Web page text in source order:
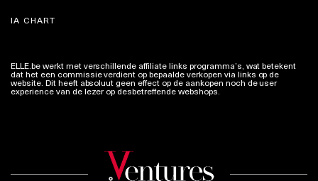
IA CHART
ELLE.be werkt met verschillende affiliate links programma’s, wat betekent
dat het een commissie verdient op bepaalde verkopen via links op de
website. Dit heeft absoluut geen effect op de aankopen noch de user
experience van de lezer op desbetreffende webshops.